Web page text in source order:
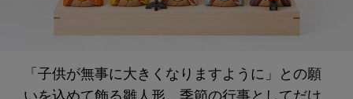
「子供が無事に大きくなりますように」との願
いを込めて飾る雛人形。季節の行事としてだけ